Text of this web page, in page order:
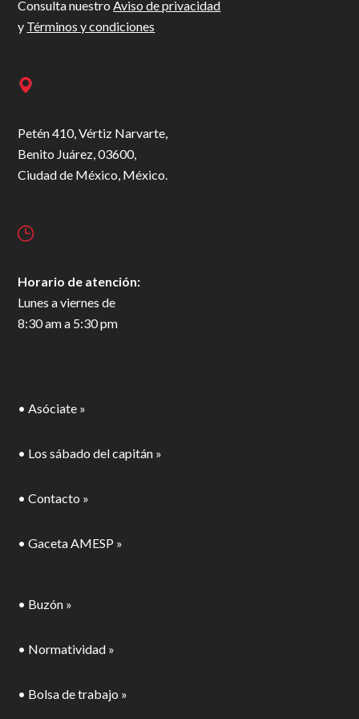
Consulta nuestroAviso de privacidad
y Términos y condiciones
Petén 410, Vértiz Narvarte,
Benito Juárez, 03600,
Ciudad de México, México.
Horario de atención:
Lunes a viernes de
8:30 am a 5:30 pm
• Asóciate »
• Los sábado del capitán »
• Contacto »
• Gaceta AMESP »
• Buzón »
• Normatividad »
• Bolsa de trabajo »